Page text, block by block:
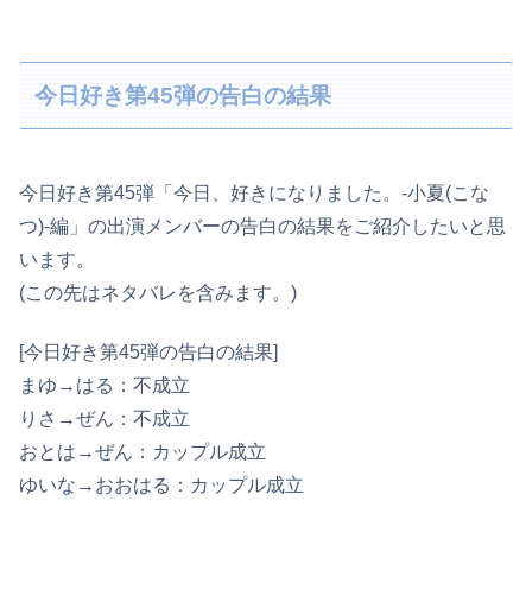
今日好き第45弾の告白の結果
今日好き第45弾「今日、好きになりました。-小夏(こな
つ)-編」の出演メンバーの告白の結果をご紹介したいと思
います。
(この先はネタバレを含みます。)
[今日好き第45弾の告白の結果]
まゆ→はる：不成立
りさ→ぜん：不成立
おとは→ぜん：カップル成立
ゆいな→おおはる：カップル成立